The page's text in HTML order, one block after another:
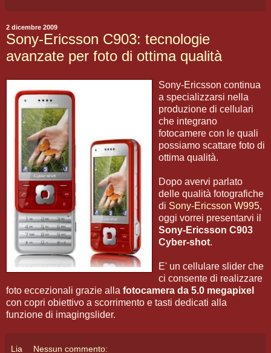
2 dicembre 2009
Sony-Ericsson C903: tecnologie
avanzate per foto di ottima qualità
Sony-Ericsson continua
a specializzarsi nella
produzione di cellulari
che integrano
fotocamere con le quali
possiamo scattare foto di
ottima qualità.
Dopo avervi parlato
delle qualità fotografiche
di Sony-Ericsson W995,
oggi vorrei presentarvi il
Sony-Ericsson C903
Cyber-shot.
E' un cellulare slider che
ci consente di realizzare
foto eccezionali grazie alla fotocamera da 5.0 megapixel
con copri obiettivo a scorrimento e tasti dedicati alla
funzione di imagingslider.
Lia Nessun commento: